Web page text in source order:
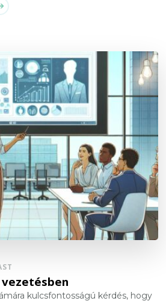
kulcsfontosságú kérdés, hogy